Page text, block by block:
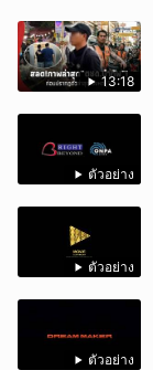
13:18
ตัวอย่าง
ตัวอย่าง
ตัวอย่าง